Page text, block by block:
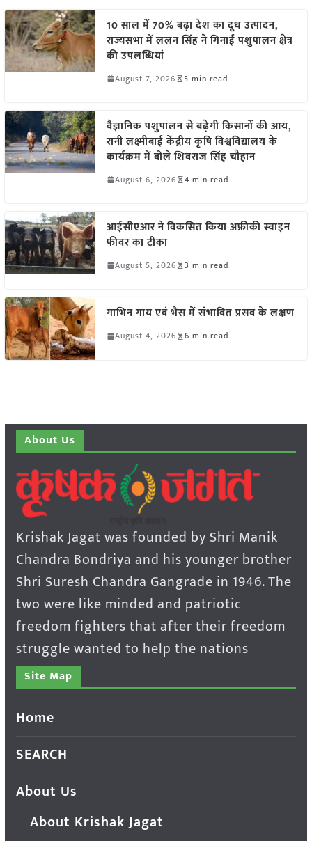
10 साल में 70% बढ़ा देश का दूध उत्पादन,
राज्यसभा में ललन सिंह ने गिनाईं पशुपालन क्षेत्र
की उपलब्धियां
August 7, 2026 5 min read
वैज्ञानिक पशुपालन से बढ़ेगी किसानों की आय,
रानी लक्ष्मीबाई केंद्रीय कृषि विश्वविद्यालय के
कार्यक्रम में बोले शिवराज सिंह चौहान
August 6, 2026 4 min read
आईसीएआर ने विकसित किया अफ्रीकी स्वाइन
फीवर का टीका
August 5, 2026 3 min read
गाभिन गाय एवं भैंस में संभावित प्रसव के लक्षण
August 4, 2026 6 min read
About Us
Krishak Jagat was founded by Shri Manik
Chandra Bondriya and his younger brother
Shri Suresh Chandra Gangrade in 1946. The
two were like minded and patriotic
freedom fighters that after their freedom
struggle wanted to help the nations
Site Map
Home
SEARCH
About Us
About Krishak Jagat